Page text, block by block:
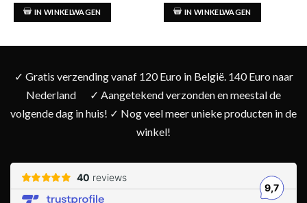
IN WINKELWAGEN IN WINKELWAGEN
✓ Gratis verzending vanaf 120 Euro in België. 140 Euro naar
Nederland
✓ Aangetekend verzonden en meestal de
volgende dag in huis! ✓ Nog veel meer unieke producten in de
winkel!